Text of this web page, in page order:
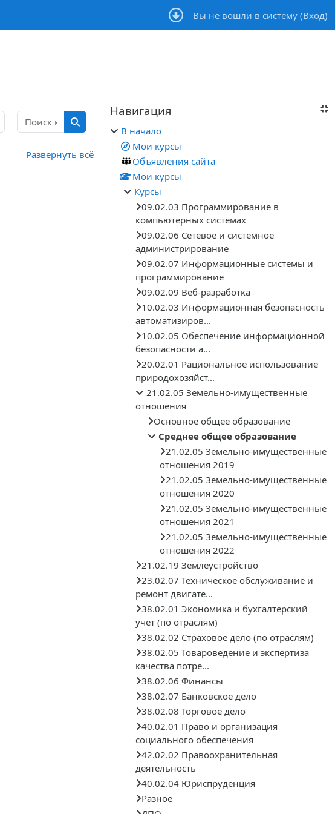
Вы не вошли в систему (Вход)
Поиск курса
Поиск курса
Развернуть всё
Блоки
Пропустить Навигация
Навигация
В начало
Мои курсы
Объявления сайта
Мои курсы
Курсы
09.02.03 Программирование в
компьютерных системах
09.02.06 Сетевое и системное
администрирование
09.02.07 Информационные системы и
программирование
09.02.09 Веб-разработка
10.02.03 Информационная безопасность
автоматизиров...
10.02.05 Обеспечение информационной
безопасности а...
20.02.01 Рациональное использование
природохозяйст...
21.02.05 Земельно-имущественные
отношения
Основное общее образование
Среднее общее образование
21.02.05 Земельно-имущественные
отношения 2019
21.02.05 Земельно-имущественные
отношения 2020
21.02.05 Земельно-имущественные
отношения 2021
21.02.05 Земельно-имущественные
отношения 2022
21.02.19 Землеустройство
23.02.07 Техническое обслуживание и
ремонт двигате...
38.02.01 Экономика и бухгалтерский
учет (по отраслям)
38.02.02 Страховое дело (по отраслям)
38.02.05 Товароведение и экспертиза
качества потре...
38.02.06 Финансы
38.02.07 Банковское дело
38.02.08 Торговое дело
40.02.01 Право и организация
социального обеспечения
42.02.02 Правоохранительная
деятельность
40.02.04 Юриспруденция
Разное